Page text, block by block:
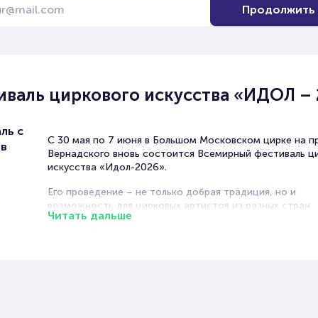
Продолжить
циркового искусства «ИДОЛ –
с
С 30 мая по 7 июня в Большом Московском цирке на
Вернадского вновь состоится Всемирный фестиваль
искусства «Идол-2026».
Его проведение – не только добрая традиция, но и
возможность для цирковых артистов из разных стран
обмениваться опытом, улучшать и развивать свое
Читать дальше